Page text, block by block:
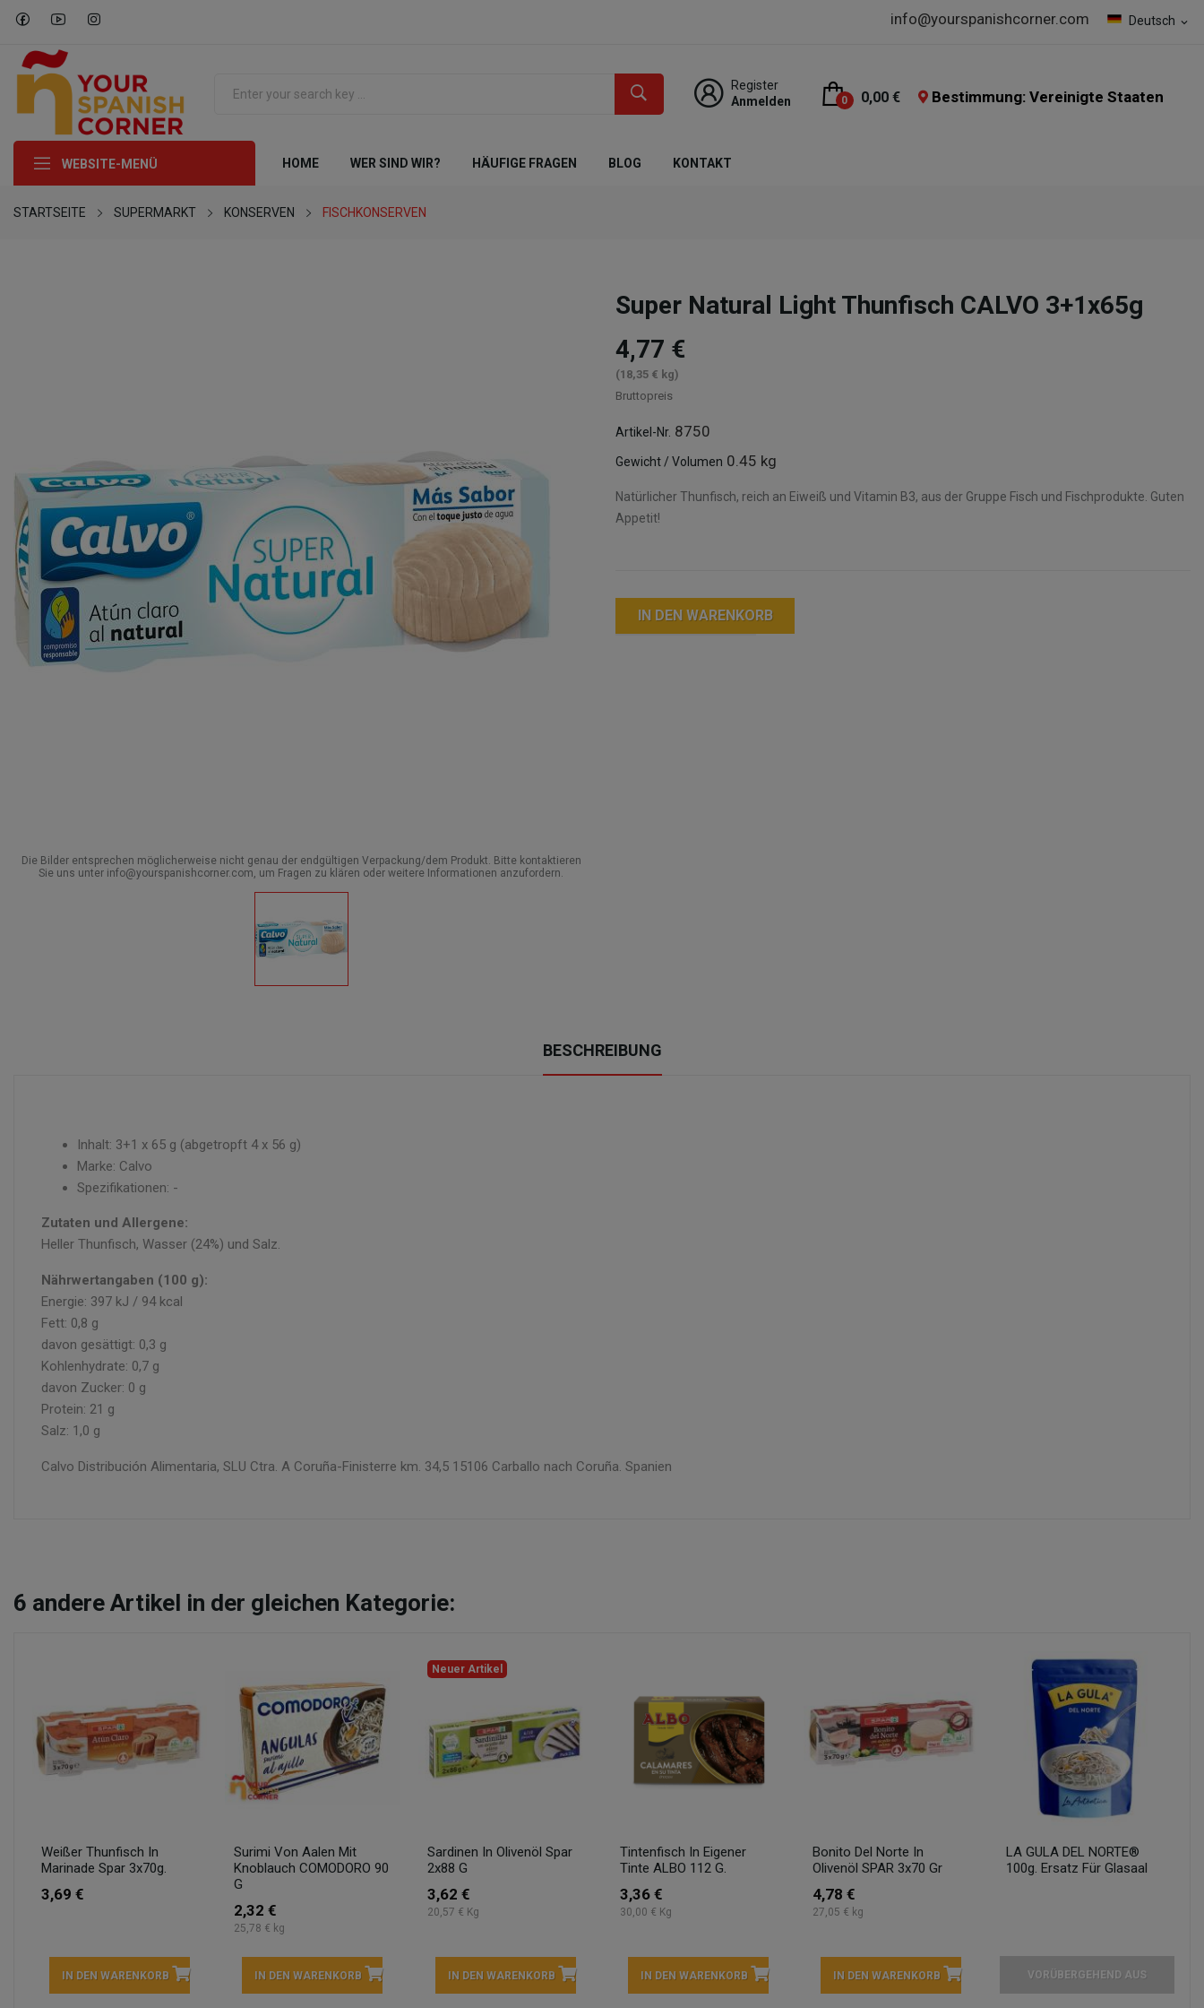
Deutsch expand_more
info@yourspanishcorner.com
Register
Anmelden
0 0,00 € Bestimmung: Vereinigte Staaten
WEBSITE-MENÜ HOME WER SIND WIR? HÄUFIGE FRAGEN BLOG KONTAKT
STARTSEITE SUPERMARKT KONSERVEN FISCHKONSERVEN
Die Bilder entsprechen möglicherweise nicht genau der endgültigen Verpackung/dem Produkt. Bitte kontaktieren
Sie uns unter info@yourspanishcorner.com, um Fragen zu klären oder weitere Informationen anzufordern.
Super Natural Light Thunfisch CALVO 3+1x65g
4,77 €
(18,35 € kg)
Bruttopreis
Artikel-Nr. 8750
Gewicht / Volumen 0.45 kg
Natürlicher Thunfisch, reich an Eiweiß und Vitamin B3, aus der Gruppe Fisch und Fischprodukte. Guten
Appetit!
IN DEN WARENKORB
BESCHREIBUNG
Inhalt: 3+1 x 65 g (abgetropft 4 x 56 g)
Marke: Calvo
Spezifikationen: -
Zutaten und Allergene:
Heller Thunfisch, Wasser (24%) und Salz.
Nährwertangaben (100 g):
Energie: 397 kJ / 94 kcal
Fett: 0,8 g
davon gesättigt: 0,3 g
Kohlenhydrate: 0,7 g
davon Zucker: 0 g
Protein: 21 g
Salz: 1,0 g
Calvo Distribución Alimentaria, SLU Ctra. A Coruña-Finisterre km. 34,5 15106 Carballo nach Coruña. Spanien
6 andere Artikel in der gleichen Kategorie:
Weißer Thunfisch In
Marinade Spar 3x70g.
3,69 €
IN DEN WARENKORB
Surimi Von Aalen Mit
Knoblauch COMODORO 90
G
2,32 €
25,78 € kg
IN DEN WARENKORB
Neuer Artikel
Sardinen In Olivenöl Spar
2x88 G
3,62 €
20,57 € Kg
IN DEN WARENKORB
Tintenfisch In Eigener
Tinte ALBO 112 G.
3,36 €
30,00 € Kg
IN DEN WARENKORB
Bonito Del Norte In
Olivenöl SPAR 3x70 Gr
4,78 €
27,05 € kg
IN DEN WARENKORB
LA GULA DEL NORTE®
100g. Ersatz Für Glasaal
VORÜBERGEHEND AUS